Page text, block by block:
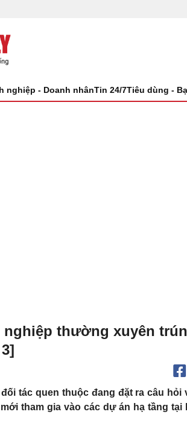
nghiệp - Doanh nhânTin 24/7Tiêu dùng -
thường xuyên
tác quen thuộc đang đặt ra câu hỏi
tham gia vào các dự án hạ tầng tại